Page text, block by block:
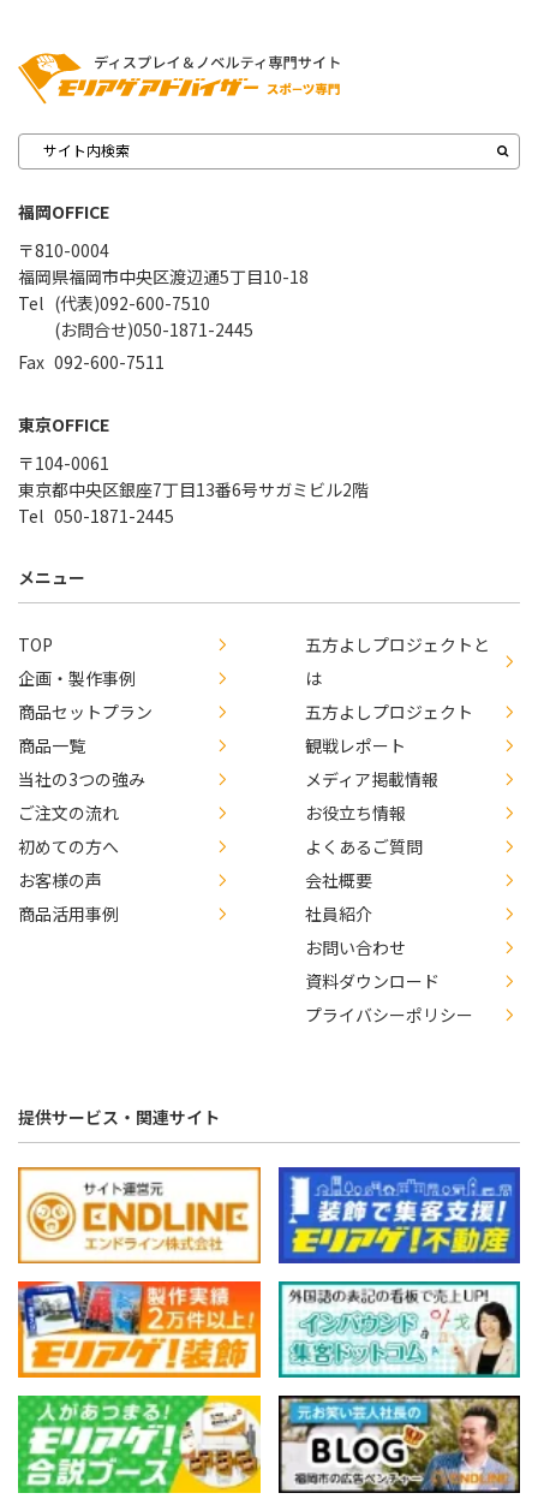
福岡OFFICE
〒810-0004
福岡県福岡市中央区渡辺通5丁目10-18
(代表)092-600-7510
(お問合せ)050-1871-2445
092-600-7511
東京OFFICE
〒104-0061
東京都中央区銀座7丁目13番6号サガミビル2階
050-1871-2445
メニュー
TOP
企画・製作事例
商品セットプラン
商品一覧
当社の3つの強み
ご注文の流れ
初めての方へ
お客様の声
商品活用事例
五方よしプロジェクトと
は
五方よしプロジェクト
観戦レポート
メディア掲載情報
お役立ち情報
よくあるご質問
会社概要
社員紹介
お問い合わせ
資料ダウンロード
プライバシーポリシー
提供サービス・関連サイト